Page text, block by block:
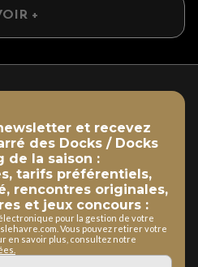
+
et recevez
des Docks / Docks
de la saison :
tarifs préférentiels,
rencontres originales,
et jeux concours :
pour la gestion de votre
Vous pouvez retirer votre
en savoir plus, consultez notre